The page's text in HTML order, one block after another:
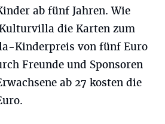
ab fünf Jahren. Wie
die Karten zum
Kinderpreis von fünf Euro
Freunde und Sponsoren
ab 27 kosten die